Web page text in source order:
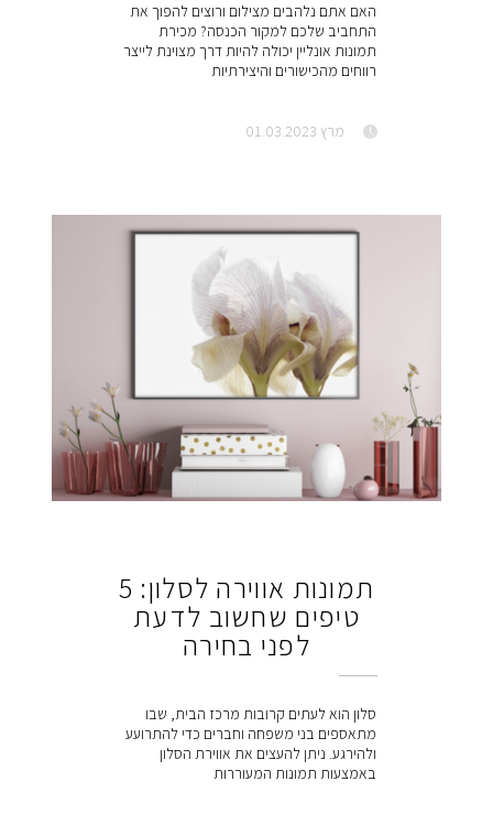
האם אתם נלהבים מצילום ורוצים להפוך את
התחביב שלכם למקור הכנסה? מכירת
תמונות אונליין יכולה להיות דרך מצוינת לייצר
רווחים מהכישורים והיצירתיות
מרץ 01.03.2023
תמונות אווירה לסלון: 5
טיפים שחשוב לדעת
לפני בחירה
סלון הוא לעתים קרובות מרכז הבית, שבו
מתאספים בני משפחה וחברים כדי להתרועע
ולהירגע. ניתן להעצים את אווירת הסלון
באמצעות תמונות המעוררות